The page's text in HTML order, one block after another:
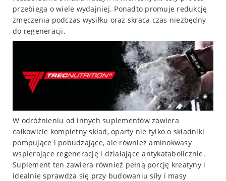
przebiega o wiele wydajniej. Ponadto promuje redukcję
zmęczenia podczas wysiłku oraz skraca czas niezbędny
do regeneracji.
W odróżnieniu od innych suplementów zawiera
całkowicie kompletny skład, oparty nie tylko o składniki
pompujące i pobudzające, ale również aminokwasy
wspierające regenerację i działające antykatabolicznie.
Suplement ten zawiera również pełną porcję kreatyny i
idealnie sprawdza się przy budowaniu siły i masy